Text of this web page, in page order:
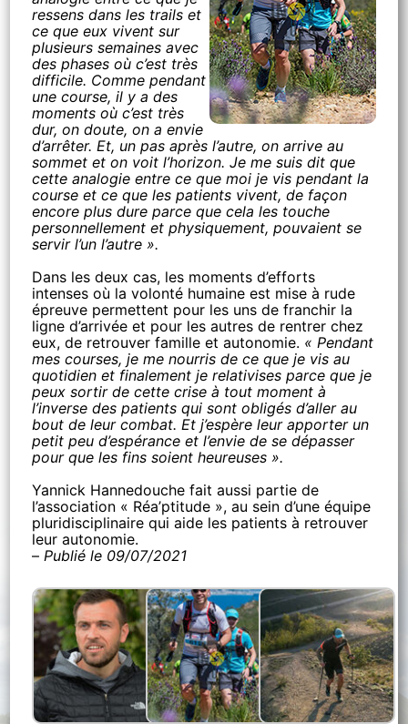
ressens dans les trails et
ce que eux vivent sur
plusieurs semaines avec
des phases où c’est très
difficile. Comme pendant
une course, il y a des
moments où c’est très
dur, on doute, on a envie
d’arrêter. Et, un pas après l’autre, on arrive au
sommet et on voit l’horizon. Je me suis dit que
cette analogie entre ce que moi je vis pendant la
course et ce que les patients vivent, de façon
encore plus dure parce que cela les touche
personnellement et physiquement, pouvaient se
servir l’un l’autre ».
Dans les deux cas, les moments d’efforts
intenses où la volonté humaine est mise à rude
épreuve permettent pour les uns de franchir la
ligne d’arrivée et pour les autres de rentrer chez
eux, de retrouver famille et autonomie. « Pendant
mes courses, je me nourris de ce que je vis au
quotidien et finalement je relativises parce que je
peux sortir de cette crise à tout moment à
l’inverse des patients qui sont obligés d’aller au
bout de leur combat. Et j’espère leur apporter un
petit peu d’espérance et l’envie de se dépasser
pour que les fins soient heureuses ».
Yannick Hannedouche fait aussi partie de
l’association « Réa’ptitude », au sein d’une équipe
pluridisciplinaire qui aide les patients à retrouver
leur autonomie.
– Publié le 09/07/2021